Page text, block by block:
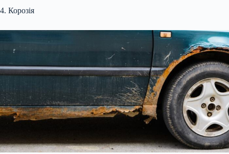
4. Корозія